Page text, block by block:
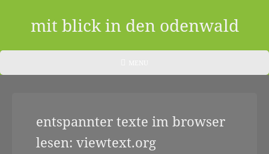
mit blick in den odenwald
blog
dem
odenwald
entspannter texte im browser
lesen: viewtext.org